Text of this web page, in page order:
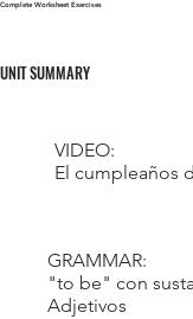
Complete Worksheet Exercises
UNIT SUMMARY
VIDEO:
El cumpleaños
GRAMMAR:
"to be" con
Adjetivos